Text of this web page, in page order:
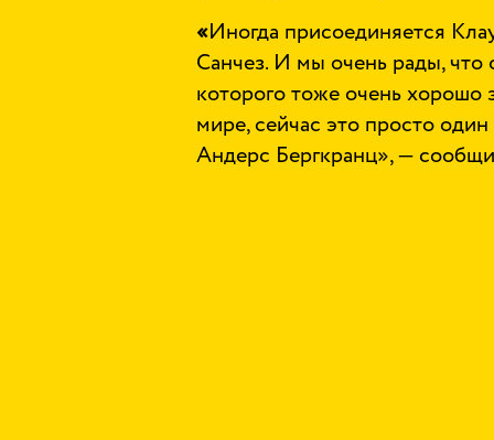
«Иногда присоединяется
Санчез. И мы очень рады, что
которого тоже очень хорошо
мире, сейчас это просто
Андерс Бергкранц», —